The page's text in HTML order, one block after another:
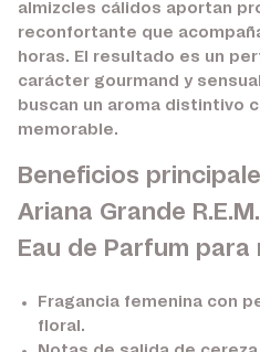
almizcles cálidos aportan
reconfortante que
horas. El resultado es un
carácter gourmand y
buscan un aroma distintivo
memorable.
Beneficios
Ariana Grande
Eau de Parfum para
Fragancia femenina con
floral.